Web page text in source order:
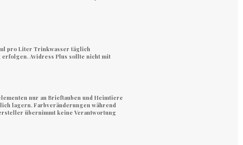
pro Liter Trinkwasser täglich
erfolgen. Avidress Plus sollte nicht mit
nur an Brieftauben und Heimtiere
lagern. Farbveränderungen während
übernimmt keine Verantwortung